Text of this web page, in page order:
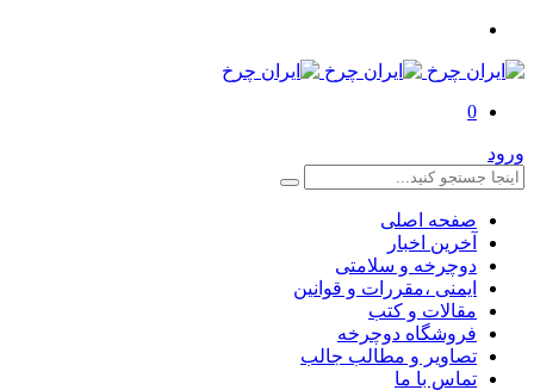
0
ورود
صفحه اصلی
آخرین اخبار
دوچرخه و سلامتی
ایمنی ،مقررات و قوانین
مقالات و کتب
فروشگاه دوچرخه
تصاویر و مطالب جالب
تماس با ما